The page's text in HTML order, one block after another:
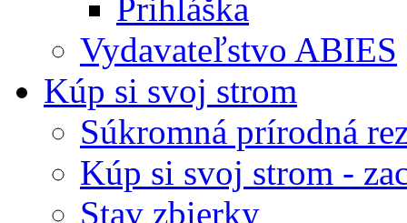
Prihláška
Vydavateľstvo ABIES
Kúp si svoj strom
Súkromná prírodná
Kúp si svoj strom -
Stav zbierky